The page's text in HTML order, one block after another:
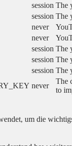
session The
session The
never
never
session The
session The
session The
never
The
to
um die